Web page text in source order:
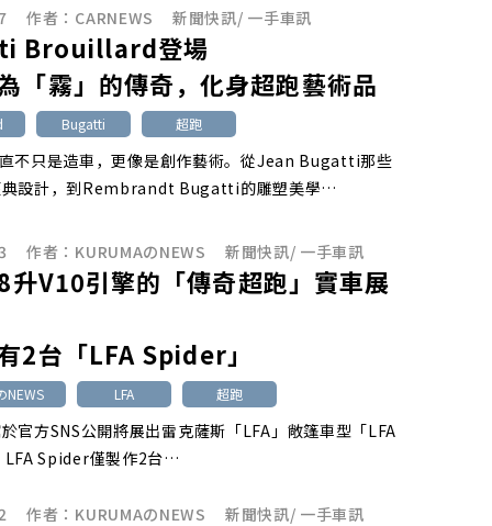
作者： CARNEWS 新聞快訊/ 一手車訊
Brouillard登場
「霧」的傳奇，化身超跑藝術品
Bugatti 超跑
不只是造車，更像是創作藝術。從Jean Bugatti那些
典設計，到Rembrandt Bugatti的雕塑美學…
作者： KURUMAのNEWS 新聞快訊/ 一手車訊
升V10引擎的「傳奇超跑」實車展
2台「LFA Spider」
NEWS LFA 超跑
官方SNS公開將展出雷克薩斯「LFA」敞篷車型「LFA
Spider僅製作2台…
作者： KURUMAのNEWS 新聞快訊/ 一手車訊